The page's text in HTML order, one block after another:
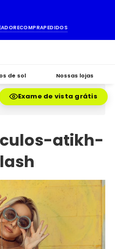
RECOMPRAPEDIDOS
de sol Nossas lojas
Exame de vista grátis
atikh-